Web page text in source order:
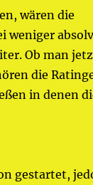
wären die
weniger
Ob man
die
in denen
gestartet,